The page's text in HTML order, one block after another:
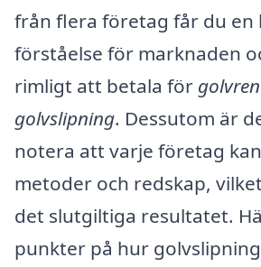
från flera företag får du en
förståelse för marknaden
rimligt att betala för
golvslipning. Dessutom är
notera att varje företag
metoder och redskap,
det slutgiltiga resultatet.
punkter på hur